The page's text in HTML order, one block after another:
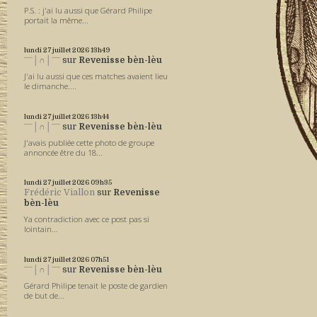
P.S. : j'ai lu aussi que Gérard Philipe
portait la même...
lundi 27juillet 2026 13h49
ˉˉˉ│∩│ˉˉˉ sur Revenisse bèn-lèu
J'ai lu aussi que ces matches avaient lieu
le dimanche....
lundi 27juillet 2026 13h44
ˉˉˉ│∩│ˉˉˉ sur Revenisse bèn-lèu
J'avais publiée cette photo de groupe
annoncée être du 18...
lundi 27juillet 2026 09h35
Frédéric Viallon sur Revenisse
bèn-lèu
Ya contradiction avec ce post pas si
lointain...
lundi 27juillet 2026 07h51
ˉˉˉ│∩│ˉˉˉ sur Revenisse bèn-lèu
Gérard Philipe tenait le poste de gardien
de but de...